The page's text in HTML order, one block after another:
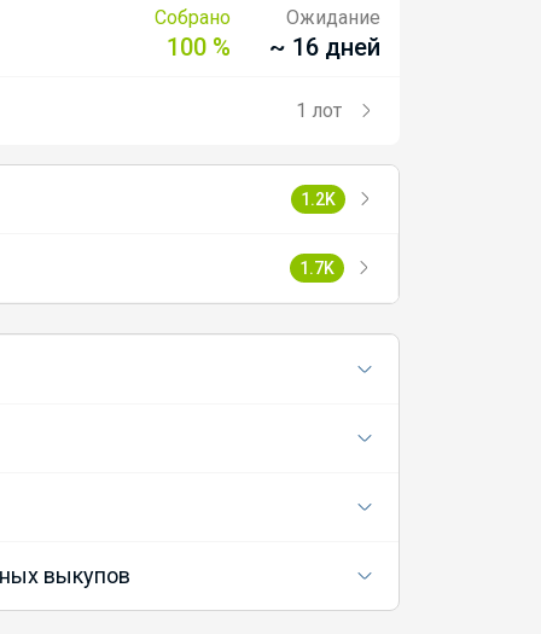
Собрано
100 %
Ожидание
~ 16 дней
1 лот
1.2K
1.7K
выкупов